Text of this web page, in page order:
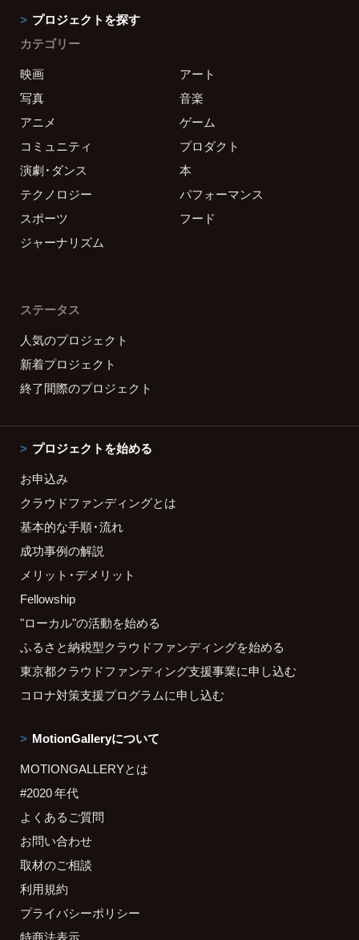
プロジェクトを探す
カテゴリー
映画
アート
写真
音楽
アニメ
ゲーム
コミュニティ
プロダクト
演劇・ダンス
本
テクノロジー
パフォーマンス
スポーツ
フード
ジャーナリズム
ステータス
人気のプロジェクト
新着プロジェクト
終了間際のプロジェクト
プロジェクトを始める
お申込み
クラウドファンディングとは
基本的な手順・流れ
成功事例の解説
メリット・デメリット
Fellowship
"ローカル"の活動を始める
ふるさと納税型クラウドファンディングを始める
東京都クラウドファンディング支援事業に申し込む
コロナ対策支援プログラムに申し込む
MotionGalleryについて
MOTIONGALLERYとは
#2020 年代
よくあるご質問
お問い合わせ
取材のご相談
利用規約
プライバシーポリシー
特商法表示